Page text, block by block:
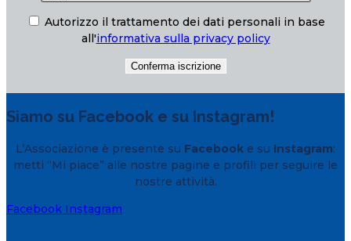
Autorizzo il trattamento dei dati personali in base
all'informativa sulla privacy policy
Siamo su Facebook e su Instagram!
L’Associazione è presente su Facebook e su Instagram:
metti “Mi piace” alle nostre pagine e profili per seguire le
nostre attività.
Facebook Instagram